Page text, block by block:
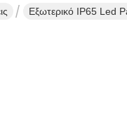
Εξωτερικό IP65 Led